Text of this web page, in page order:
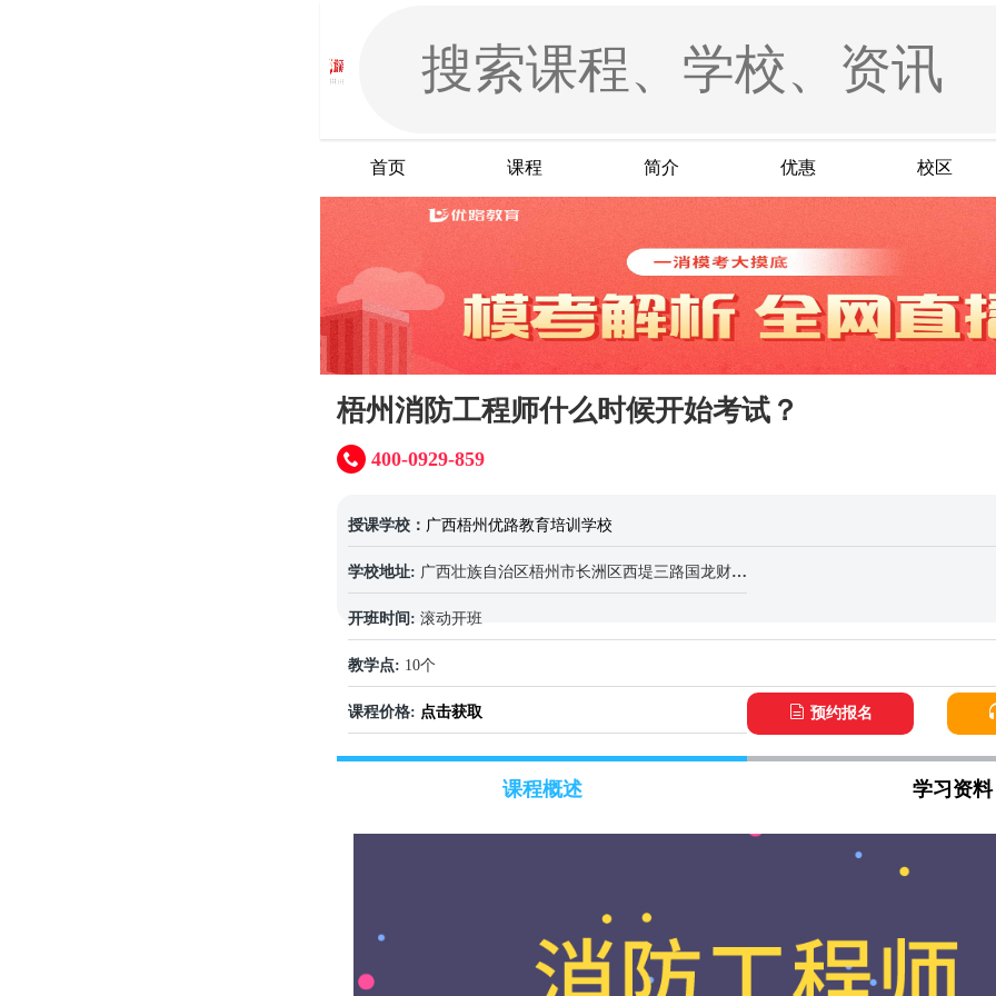
首页 课程 简介 优惠 校区
梧州消防工程师什么时候开始考试？
400-0929-859
授课学校： 广西梧州优路教育培训学校
学校地址: 广西壮族自治区梧州市长洲区西堤三路国龙财富中心2301室
开班时间: 滚动开班
教学点: 10个
课程价格: 点击获取 预约报名
课程概述 学习资料